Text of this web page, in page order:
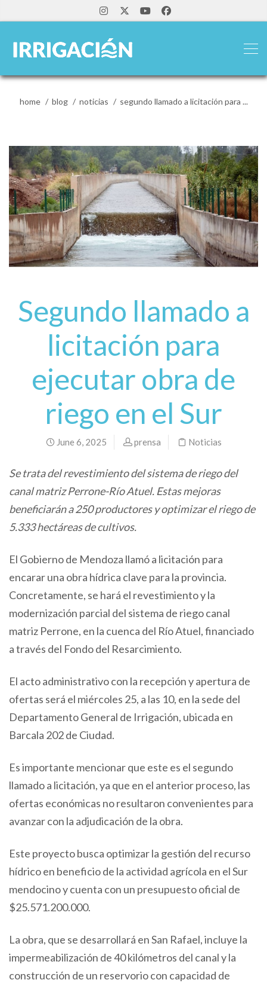
home blog noticias segundo llamado a licitación para ...
Segundo llamado a
licitación para
ejecutar obra de
riego en el Sur
June 6, 2025 prensa Noticias
Se trata del revestimiento del sistema de riego del
canal matriz Perrone-Río Atuel. Estas mejoras
beneficiarán a 250 productores y optimizar el riego de
5.333 hectáreas de cultivos.
El Gobierno de Mendoza llamó a licitación para
encarar una obra hídrica clave para la provincia.
Concretamente, se hará el revestimiento y la
modernización parcial del sistema de riego canal
matriz Perrone, en la cuenca del Río Atuel, financiado
a través del Fondo del Resarcimiento.
El acto administrativo con la recepción y apertura de
ofertas será el miércoles 25, a las 10, en la sede del
Departamento General de Irrigación, ubicada en
Barcala 202 de Ciudad.
Es importante mencionar que este es el segundo
llamado a licitación, ya que en el anterior proceso, las
ofertas económicas no resultaron convenientes para
avanzar con la adjudicación de la obra.
Este proyecto busca optimizar la gestión del recurso
hídrico en beneficio de la actividad agrícola en el Sur
mendocino y cuenta con un presupuesto oficial de
$25.571.200.000.
La obra, que se desarrollará en San Rafael, incluye la
impermeabilización de 40 kilómetros del canal y la
construcción de un reservorio con capacidad de